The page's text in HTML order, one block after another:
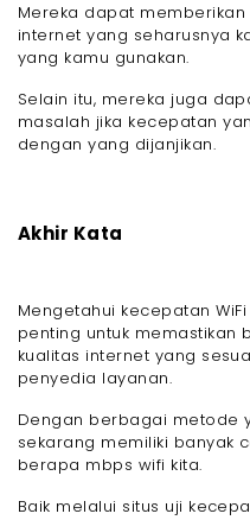
Mereka dapat
internet yang seharusnya
yang kamu gunakan.
Selain itu, mereka juga
masalah jika kecepatan
dengan yang dijanjikan.
Akhir Kata
Mengetahui kecepatan
penting untuk memastikan
kualitas internet yang
penyedia layanan.
Dengan berbagai metode
sekarang memiliki banyak
berapa mbps wifi kita.
Baik melalui situs uji